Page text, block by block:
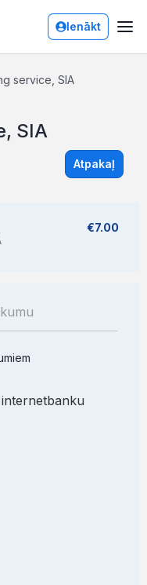
Ienākt
service, SIA
SIA
Atpakaļ
€7.00